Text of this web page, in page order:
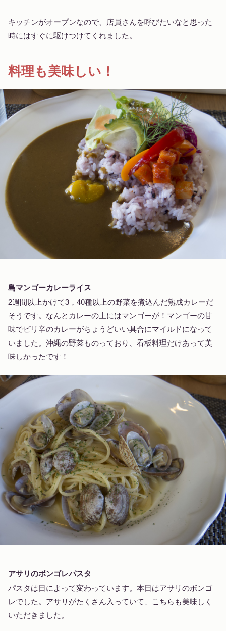
キッチンがオープンなので、店員さんを呼びたいなと思った
時にはすぐに駆けつけてくれました。
料理も美味しい！
島マンゴーカレーライス
2週間以上かけて3，40種以上の野菜を煮込んだ熟成カレーだ
そうです。なんとカレーの上にはマンゴーが！マンゴーの甘
味でピリ辛のカレーがちょうどいい具合にマイルドになって
いました。沖縄の野菜ものっており、看板料理だけあって美
味しかったです！
アサリのボンゴレパスタ
パスタは日によって変わっています。本日はアサリのボンゴ
レでした。アサリがたくさん入っていて、こちらも美味しく
いただきました。